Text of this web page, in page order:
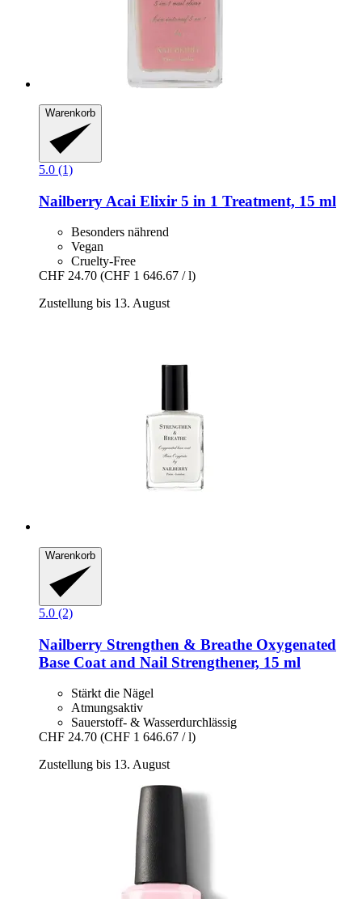
Warenkorb
5.0 (1)
Nailberry Acai Elixir 5 in 1 Treatment, 15 ml
Besonders nährend
Vegan
Cruelty-Free
CHF 24.70 (CHF 1 646.67 / l)
Zustellung bis 13. August
Warenkorb
5.0 (2)
Nailberry Strengthen & Breathe Oxygenated
Base Coat and Nail Strengthener, 15 ml
Stärkt die Nägel
Atmungsaktiv
Sauerstoff- & Wasserdurchlässig
CHF 24.70 (CHF 1 646.67 / l)
Zustellung bis 13. August